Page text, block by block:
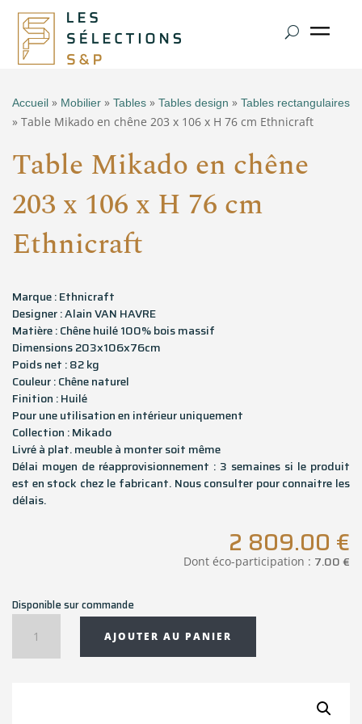
Accueil » Mobilier » Tables » Tables design » Tables rectangulaires
» Table Mikado en chêne 203 x 106 x H 76 cm Ethnicraft
Table Mikado en chêne
203 x 106 x H 76 cm
Ethnicraft
Marque : Ethnicraft
Designer : Alain VAN HAVRE
Matière : Chêne huilé 100% bois massif
Dimensions 203x106x76cm
Poids net : 82 kg
Couleur : Chêne naturel
Finition : Huilé
Pour une utilisation en intérieur uniquement
Collection : Mikado
Livré à plat. meuble à monter soit même
Délai moyen de réapprovisionnement : 3 semaines si le produit
est en stock chez le fabricant. Nous consulter pour connaitre les
délais.
2 809.00 €
Dont éco-participation : 7.00€
Disponible sur commande
Table
AJOUTER AU PANIER